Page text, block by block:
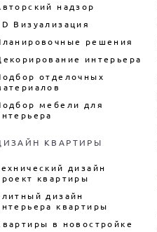
надзор
Визуализация
решения
интерьера
отделочных
мебели для
КВАРТИРЫ
дизайн
квартиры
дизайн
квартиры
в новостройке